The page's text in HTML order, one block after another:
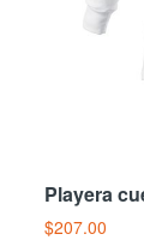
Playera
$207.00